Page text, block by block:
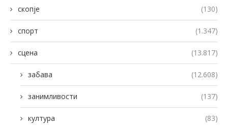
скопје (130)
спорт (1.347)
сцена (13.817)
забава (12.608)
занимливости (137)
култура (83)